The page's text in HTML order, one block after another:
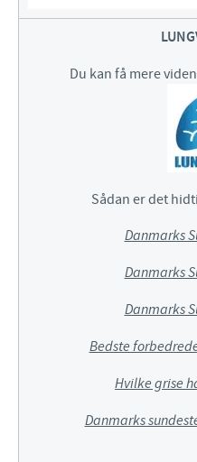
Du kan få mere
Sådan er det
Danmarks
Danmarks
Danmarks
Bedste
Hvilke grise
Danmarks